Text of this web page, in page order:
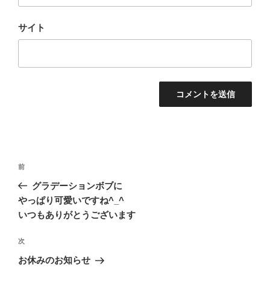
サイト
投
ナ
ビ
ー
シ
前
の
投
稿
前
グラデーションボブに
やっぱり可愛いですね^_^
いつもありがとうございます
次
の
次
お休みのお知らせ